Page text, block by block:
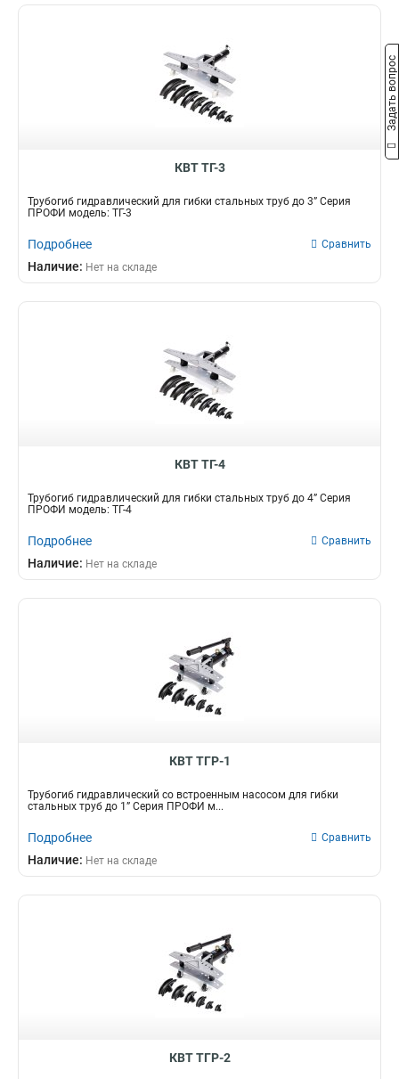
КВТ ТГ-3
Трубогиб гидравлический для гибки стальных труб до 3” Серия
ПРОФИ модель: ТГ-3
Подробнее Сравнить
Наличие: Нет на складе
КВТ ТГ-4
Трубогиб гидравлический для гибки стальных труб до 4” Серия
ПРОФИ модель: ТГ-4
Подробнее Сравнить
Наличие: Нет на складе
КВТ ТГР-1
Трубогиб гидравлический со встроенным насосом для гибки
стальных труб до 1” Серия ПРОФИ м...
Подробнее Сравнить
Наличие: Нет на складе
КВТ ТГР-2
Задать вопрос